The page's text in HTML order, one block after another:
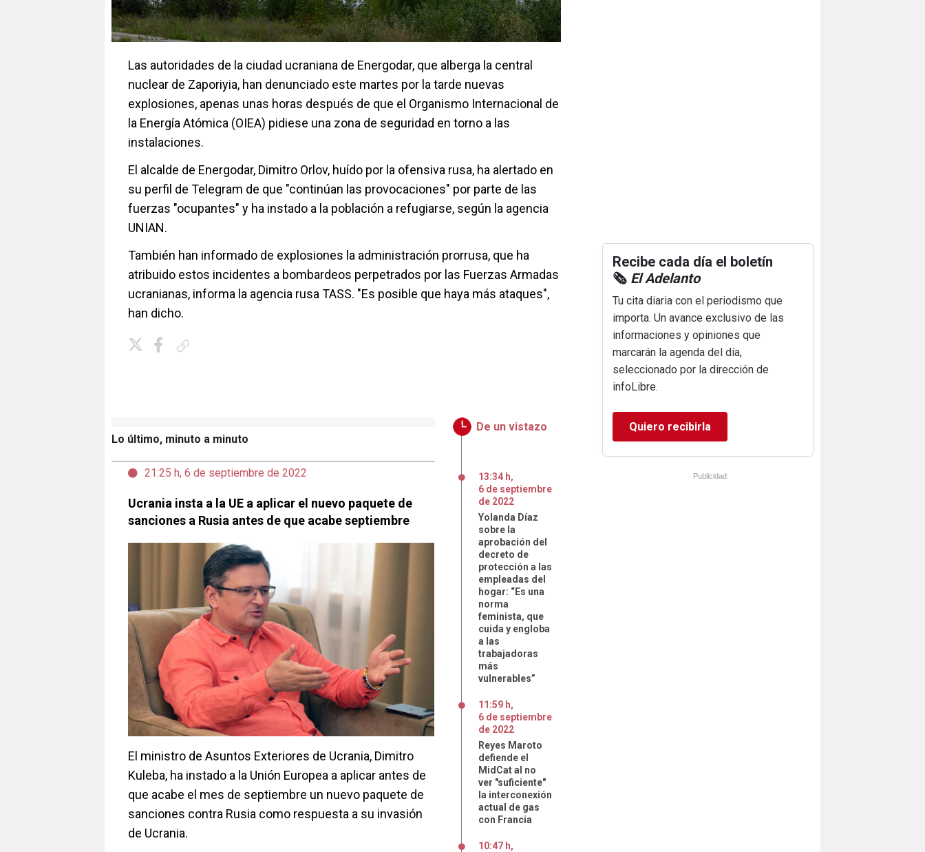
Las autoridades de la ciudad ucraniana de Energodar, que alberga la central
nuclear de Zaporiyia, han denunciado este martes por la tarde nuevas
explosiones, apenas unas horas después de que el Organismo Internacional de
la Energía Atómica (OIEA) pidiese una zona de seguridad en torno a las
instalaciones.
El alcalde de Energodar, Dimitro Orlov, huído por la ofensiva rusa, ha alertado en
su perfil de Telegram de que "continúan las provocaciones" por parte de las
fuerzas "ocupantes" y ha instado a la población a refugiarse, según la agencia
UNIAN.
También han informado de explosiones la administración prorrusa, que ha
atribuido estos incidentes a bombardeos perpetrados por las Fuerzas Armadas
ucranianas, informa la agencia rusa TASS. "Es posible que haya más ataques",
han dicho.
Lo último, minuto a minuto
21:25 h, 6 de septiembre de 2022
Ucrania insta a la UE a aplicar el nuevo paquete de
sanciones a Rusia antes de que acabe septiembre
El ministro de Asuntos Exteriores de Ucrania, Dimitro
Kuleba, ha instado a la Unión Europea a aplicar antes de
que acabe el mes de septiembre un nuevo paquete de
sanciones contra Rusia como respuesta a su invasión
de Ucrania.
De un vistazo
13:34 h,
6 de septiembre
de 2022
Yolanda Díaz
sobre la
aprobación del
decreto de
protección a las
empleadas del
hogar: “Es una
norma
feminista, que
cuida y engloba
a las
trabajadoras
más
vulnerables”
11:59 h,
6 de septiembre
de 2022
Reyes Maroto
defiende el
MidCat al no
ver "suficiente"
la interconexión
actual de gas
con Francia
10:47 h,
Recibe cada día el boletín
🗞️ El Adelanto
Tu cita diaria con el periodismo que
importa. Un avance exclusivo de las
informaciones y opiniones que
marcarán la agenda del día,
seleccionado por la dirección de
infoLibre.
Quiero recibirla
Publicidad